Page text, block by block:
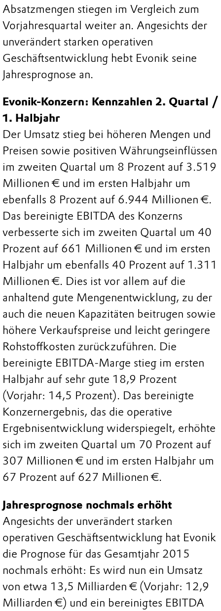
Absatzmengen stiegen im Vergleich zum
Vorjahresquartal weiter an. Angesichts der
unverändert starken operativen
Geschäftsentwicklung hebt Evonik seine
Jahresprognose an.
Evonik-Konzern: Kennzahlen 2. Quartal /
1. Halbjahr
Der Umsatz stieg bei höheren Mengen und
Preisen sowie positiven Währungseinflüssen
im zweiten Quartal um 8 Prozent auf 3.519
Millionen € und im ersten Halbjahr um
ebenfalls 8 Prozent auf 6.944 Millionen €.
Das bereinigte EBITDA des Konzerns
verbesserte sich im zweiten Quartal um 40
Prozent auf 661 Millionen € und im ersten
Halbjahr um ebenfalls 40 Prozent auf 1.311
Millionen €. Dies ist vor allem auf die
anhaltend gute Mengenentwicklung, zu der
auch die neuen Kapazitäten beitrugen sowie
höhere Verkaufspreise und leicht geringere
Rohstoffkosten zurückzuführen. Die
bereinigte EBITDA-Marge stieg im ersten
Halbjahr auf sehr gute 18,9 Prozent
(Vorjahr: 14,5 Prozent). Das bereinigte
Konzernergebnis, das die operative
Ergebnisentwicklung widerspiegelt, erhöhte
sich im zweiten Quartal um 70 Prozent auf
307 Millionen € und im ersten Halbjahr um
67 Prozent auf 627 Millionen €.
Jahresprognose nochmals erhöht
Angesichts der unverändert starken
operativen Geschäftsentwicklung hat Evonik
die Prognose für das Gesamtjahr 2015
nochmals erhöht: Es wird nun ein Umsatz
von etwa 13,5 Milliarden € (Vorjahr: 12,9
Milliarden €) und ein bereinigtes EBITDA